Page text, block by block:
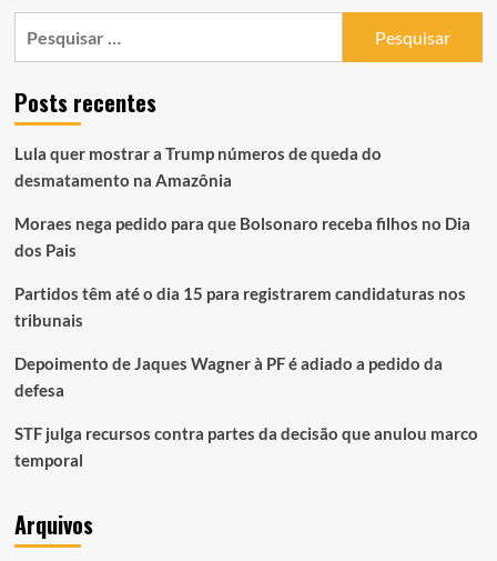
Posts recentes
Lula quer mostrar a Trump números de queda do
desmatamento na Amazônia
Moraes nega pedido para que Bolsonaro receba filhos no Dia
dos Pais
Partidos têm até o dia 15 para registrarem candidaturas nos
tribunais
Depoimento de Jaques Wagner à PF é adiado a pedido da
defesa
STF julga recursos contra partes da decisão que anulou marco
temporal
Arquivos